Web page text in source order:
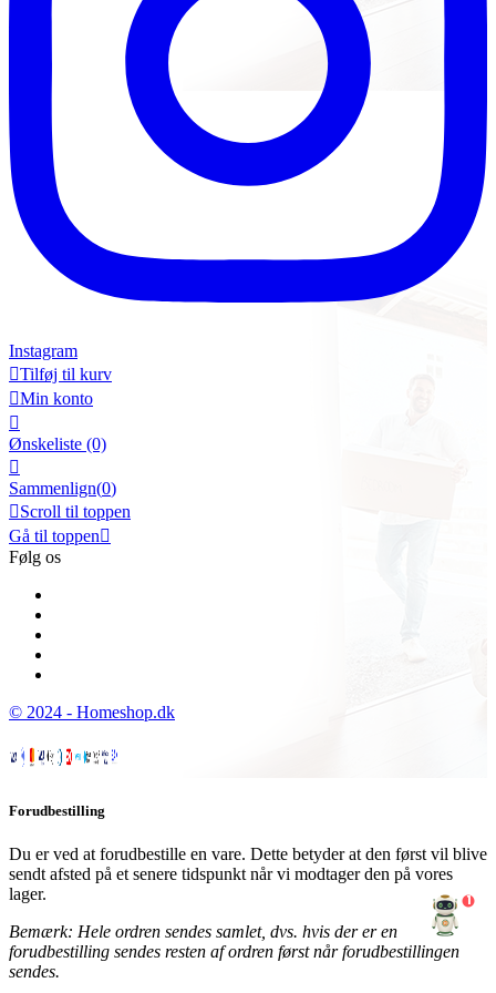
Instagram
Tilføj til kurv
Min konto

Ønskeliste (0)

Sammenlign(0)
Scroll til toppen
Gå til toppen
Følg os
© 2024 - Homeshop.dk
Forudbestilling
Du er ved at forudbestille en vare. Dette betyder at den først vil blive
sendt afsted på et senere tidspunkt når vi modtager den på vores
lager.
Bemærk: Hele ordren sendes samlet, dvs. hvis der er en
forudbestilling sendes resten af ordren først når forudbestillingen
sendes.
1